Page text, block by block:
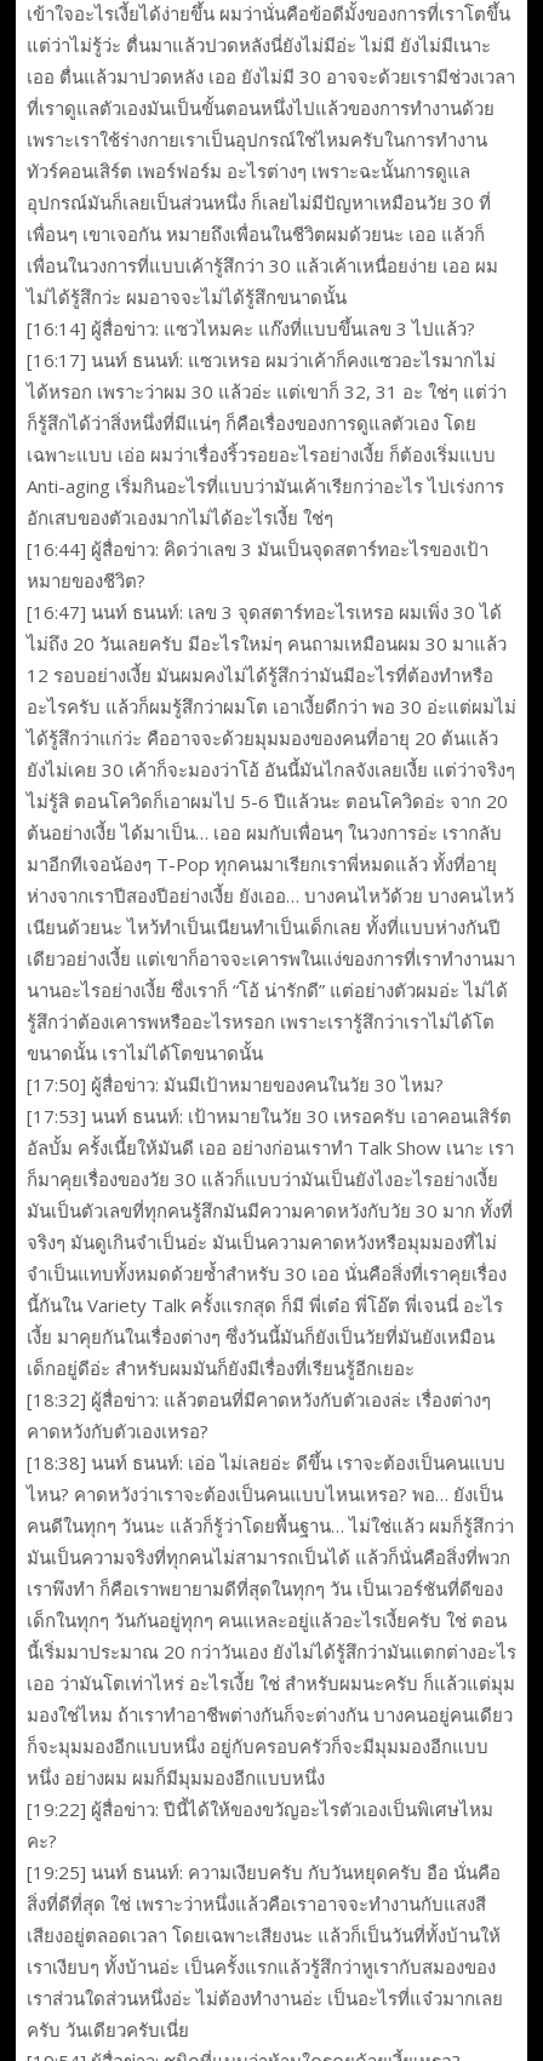
เข้าใจอะไรเงี้ยได้ง่ายขึ้น ผมว่านั่นคือข้อดีมั้งของการที่เราโตขึ้น
แต่ว่าไม่รู้ว่ะ ตื่นมาแล้วปวดหลังนี่ยังไม่มีอ่ะ ไม่มี ยังไม่มีเนาะ
เออ ตื่นแล้วมาปวดหลัง เออ ยังไม่มี 30 อาจจะด้วยเรามีช่วงเวลา
ที่เราดูแลตัวเองมันเป็นขั้นตอนหนึ่งไปแล้วของการทำงานด้วย
เพราะเราใช้ร่างกายเราเป็นอุปกรณ์ใช่ไหมครับในการทำงาน
ทัวร์คอนเสิร์ต เพอร์ฟอร์ม อะไรต่างๆ เพราะฉะนั้นการดูแล
อุปกรณ์มันก็เลยเป็นส่วนหนึ่ง ก็เลยไม่มีปัญหาเหมือนวัย 30 ที่
เพื่อนๆ เขาเจอกัน หมายถึงเพื่อนในชีวิตผมด้วยนะ เออ แล้วก็
เพื่อนในวงการที่แบบเค้ารู้สึกว่า 30 แล้วเค้าเหนื่อยง่าย เออ ผม
ไม่ได้รู้สึกว่ะ ผมอาจจะไม่ได้รู้สึกขนาดนั้น
[16:14] ผู้สื่อข่าว: แซวไหมคะ แก๊งที่แบบขึ้นเลข 3 ไปแล้ว?
[16:17] นนท์ ธนนท์: แซวเหรอ ผมว่าเค้าก็คงแซวอะไรมากไม่
ได้หรอก เพราะว่าผม 30 แล้วอ่ะ แต่เขาก็ 32, 31 อะ ใช่ๆ แต่ว่า
ก็รู้สึกได้ว่าสิ่งหนึ่งที่มีแน่ๆ ก็คือเรื่องของการดูแลตัวเอง โดย
เฉพาะแบบ เอ่อ ผมว่าเรื่องริ้วรอยอะไรอย่างเงี้ย ก็ต้องเริ่มแบบ
Anti-aging เริ่มกินอะไรที่แบบว่ามันเค้าเรียกว่าอะไร ไปเร่งการ
อักเสบของตัวเองมากไม่ได้อะไรเงี้ย ใช่ๆ
[16:44] ผู้สื่อข่าว: คิดว่าเลข 3 มันเป็นจุดสตาร์ทอะไรของเป้า
หมายของชีวิต?
[16:47] นนท์ ธนนท์: เลข 3 จุดสตาร์ทอะไรเหรอ ผมเพิ่ง 30 ได้
ไม่ถึง 20 วันเลยครับ มีอะไรใหม่ๆ คนถามเหมือนผม 30 มาแล้ว
12 รอบอย่างเงี้ย มันผมคงไม่ได้รู้สึกว่ามันมีอะไรที่ต้องทำหรือ
อะไรครับ แล้วก็ผมรู้สึกว่าผมโต เอาเงี้ยดีกว่า พอ 30 อ่ะแต่ผมไม่
ได้รู้สึกว่าแก่ว่ะ คืออาจจะด้วยมุมมองของคนที่อายุ 20 ต้นแล้ว
ยังไม่เคย 30 เค้าก็จะมองว่าโอ้ อันนี้มันไกลจังเลยเงี้ย แต่ว่าจริงๆ
ไม่รู้สิ ตอนโควิดก็เอาผมไป 5-6 ปีแล้วนะ ตอนโควิดอ่ะ จาก 20
ต้นอย่างเงี้ย ได้มาเป็น… เออ ผมกับเพื่อนๆ ในวงการอ่ะ เรากลับ
มาอีกทีเจอน้องๆ T-Pop ทุกคนมาเรียกเราพี่หมดแล้ว ทั้งที่อายุ
ห่างจากเราปีสองปีอย่างเงี้ย ยังเออ… บางคนไหว้ด้วย บางคนไหว้
เนียนด้วยนะ ไหว้ทำเป็นเนียนทำเป็นเด็กเลย ทั้งที่แบบห่างกันปี
เดียวอย่างเงี้ย แต่เขาก็อาจจะเคารพในแง่ของการที่เราทำงานมา
นานอะไรอย่างเงี้ย ซึ่งเราก็ “โอ้ น่ารักดี” แต่อย่างตัวผมอ่ะ ไม่ได้
รู้สึกว่าต้องเคารพหรืออะไรหรอก เพราะเรารู้สึกว่าเราไม่ได้โต
ขนาดนั้น เราไม่ได้โตขนาดนั้น
[17:50] ผู้สื่อข่าว: มันมีเป้าหมายของคนในวัย 30 ไหม?
[17:53] นนท์ ธนนท์: เป้าหมายในวัย 30 เหรอครับ เอาคอนเสิร์ต
อัลบั้ม ครั้งเนี้ยให้มันดี เออ อย่างก่อนเราทำ Talk Show เนาะ เรา
ก็มาคุยเรื่องของวัย 30 แล้วก็แบบว่ามันเป็นยังไงอะไรอย่างเงี้ย
มันเป็นตัวเลขที่ทุกคนรู้สึกมันมีความคาดหวังกับวัย 30 มาก ทั้งที่
จริงๆ มันดูเกินจำเป็นอ่ะ มันเป็นความคาดหวังหรือมุมมองที่ไม่
จำเป็นแทบทั้งหมดด้วยซ้ำสำหรับ 30 เออ นั่นคือสิ่งที่เราคุยเรื่อง
นี้กันใน Variety Talk ครั้งแรกสุด ก็มี พี่เต๋อ พี่โอ๊ต พี่เจนนี่ อะไร
เงี้ย มาคุยกันในเรื่องต่างๆ ซึ่งวันนี้มันก็ยังเป็นวัยที่มันยังเหมือน
เด็กอยู่ดีอ่ะ สำหรับผมมันก็ยังมีเรื่องที่เรียนรู้อีกเยอะ
[18:32] ผู้สื่อข่าว: แล้วตอนที่มีคาดหวังกับตัวเองล่ะ เรื่องต่างๆ
คาดหวังกับตัวเองเหรอ?
[18:38] นนท์ ธนนท์: เอ่อ ไม่เลยอ่ะ ดีขึ้น เราจะต้องเป็นคนแบบ
ไหน? คาดหวังว่าเราจะต้องเป็นคนแบบไหนเหรอ? พอ… ยังเป็น
คนดีในทุกๆ วันนะ แล้วก็รู้ว่าโดยพื้นฐาน… ไม่ใช่แล้ว ผมก็รู้สึกว่า
มันเป็นความจริงที่ทุกคนไม่สามารถเป็นได้ แล้วก็นั่นคือสิ่งที่พวก
เราพึงทำ ก็คือเราพยายามดีที่สุดในทุกๆ วัน เป็นเวอร์ชันที่ดีของ
เด็กในทุกๆ วันกันอยู่ทุกๆ คนแหละอยู่แล้วอะไรเงี้ยครับ ใช่ ตอน
นี้เริ่มมาประมาณ 20 กว่าวันเอง ยังไม่ได้รู้สึกว่ามันแตกต่างอะไร
เออ ว่ามันโตเท่าไหร่ อะไรเงี้ย ใช่ สำหรับผมนะครับ ก็แล้วแต่มุม
มองใช่ไหม ถ้าเราทำอาชีพต่างกันก็จะต่างกัน บางคนอยู่คนเดียว
ก็จะมุมมองอีกแบบหนึ่ง อยู่กับครอบครัวก็จะมีมุมมองอีกแบบ
หนึ่ง อย่างผม ผมก็มีมุมมองอีกแบบหนึ่ง
[19:22] ผู้สื่อข่าว: ปีนี้ได้ให้ของขวัญอะไรตัวเองเป็นพิเศษไหม
คะ?
[19:25] นนท์ ธนนท์: ความเงียบครับ กับวันหยุดครับ อือ นั่นคือ
สิ่งที่ดีที่สุด ใช่ เพราะว่าหนึ่งแล้วคือเราอาจจะทำงานกับแสงสี
เสียงอยู่ตลอดเวลา โดยเฉพาะเสียงนะ แล้วก็เป็นวันที่ทั้งบ้านให้
เราเงียบๆ ทั้งบ้านอ่ะ เป็นครั้งแรกแล้วรู้สึกว่าหูเรากับสมองของ
เราส่วนใดส่วนหนึ่งอ่ะ ไม่ต้องทำงานอ่ะ เป็นอะไรที่แจ๋วมากเลย
ครับ วันเดียวครับเนี่ย